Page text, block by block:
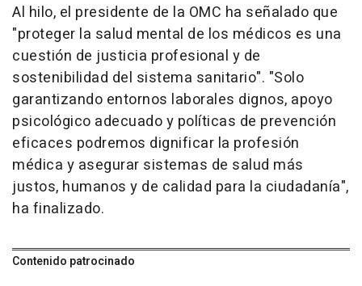
Al hilo, el presidente de la OMC ha señalado que
"proteger la salud mental de los médicos es una
cuestión de justicia profesional y de
sostenibilidad del sistema sanitario". "Solo
garantizando entornos laborales dignos, apoyo
psicológico adecuado y políticas de prevención
eficaces podremos dignificar la profesión
médica y asegurar sistemas de salud más
justos, humanos y de calidad para la ciudadanía",
ha finalizado.
Contenido patrocinado